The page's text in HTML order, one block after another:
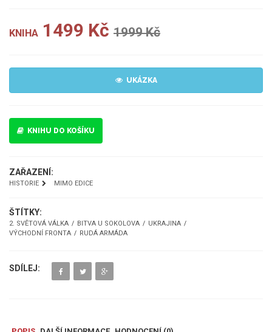
KNIHA 1499 Kč 1999 Kč
UKÁZKA
KNIHU DO KOŠÍKU
ZAŘAZENÍ:
HISTORIE MIMO EDICE
ŠTÍTKY:
2. SVĚTOVÁ VÁLKA BITVA U SOKOLOVA
UKRAJINA
VÝCHODNÍ FRONTA
RUDÁ ARMÁDA
SDÍLEJ: